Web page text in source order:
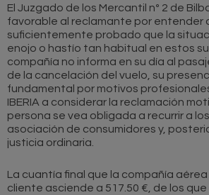
El Juzgado de los Mercantil nº 2 de
favorable al reclamante por entender
suficientemente probado que la
enojo o hastío tan habitual en estos
compañía no informa en su día al
de la cancelación del vuelo, su
fundamental por motivos
IBERIA a considerar la reclamación
persona se vea obligada a recurrir a
asociación de consumidores y,
justicia ordinaria.
La cuantía final que la compañía
cliente asciende a 517.50 €, de los que